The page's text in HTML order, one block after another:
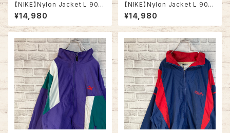
【NIKE】Nylon Jacket L 90s
vintage USA規格 ナイキ 銀タ
グ ナイロンジャケット 切替 刺繍
ロゴ 胸ロゴ ワンポイントロゴ S
古着
¥14,980
【NIKE】Nylon Jacket L 90s
vintage USA規格 ナイキ 銀タ
グ ナイロンジャケット 切替 刺繍
ロゴ 胸ロゴ ワンポイントロゴ S
古着
¥14,980